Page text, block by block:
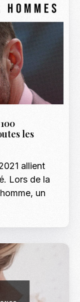
les
allient
Lors de la
un